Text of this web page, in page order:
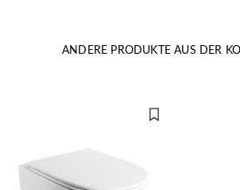
ANDERE PRODUKTE AUS DER